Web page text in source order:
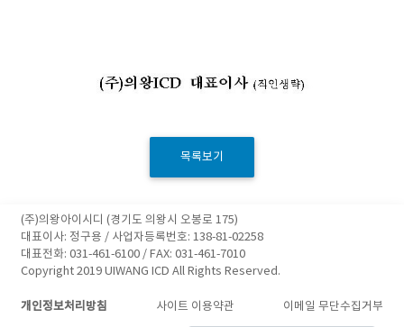
목록보기
(주)의왕아이시디 (경기도 의왕시 오봉로 175)
대표이사: 정구용 / 사업자등록번호: 138-81-02258
대표전화: 031-461-6100 / FAX: 031-461-7010
Copyright 2019 UIWANG ICD All Rights Reserved.
개인정보처리방침 사이트 이용약관 이메일 무단수집거부